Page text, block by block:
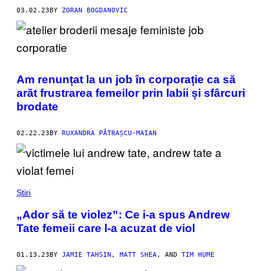
03.02.23BY ZORAN BOGDANOVIC
Am renunțat la un job în corporație ca să
arăt frustrarea femeilor prin labii și sfârcuri
brodate
02.22.23BY RUXANDRA PĂTRAȘCU-MAIAN
Știri
„Ador să te violez”: Ce i-a spus Andrew
Tate femeii care l-a acuzat de viol
01.13.23 BY JAMIE TAHSIN , MATT SHEA, AND TIM HUME